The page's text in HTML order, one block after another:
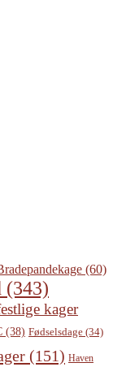
(60)
(343)
kager
(38) Fødselsdage (34)
(151) Haven